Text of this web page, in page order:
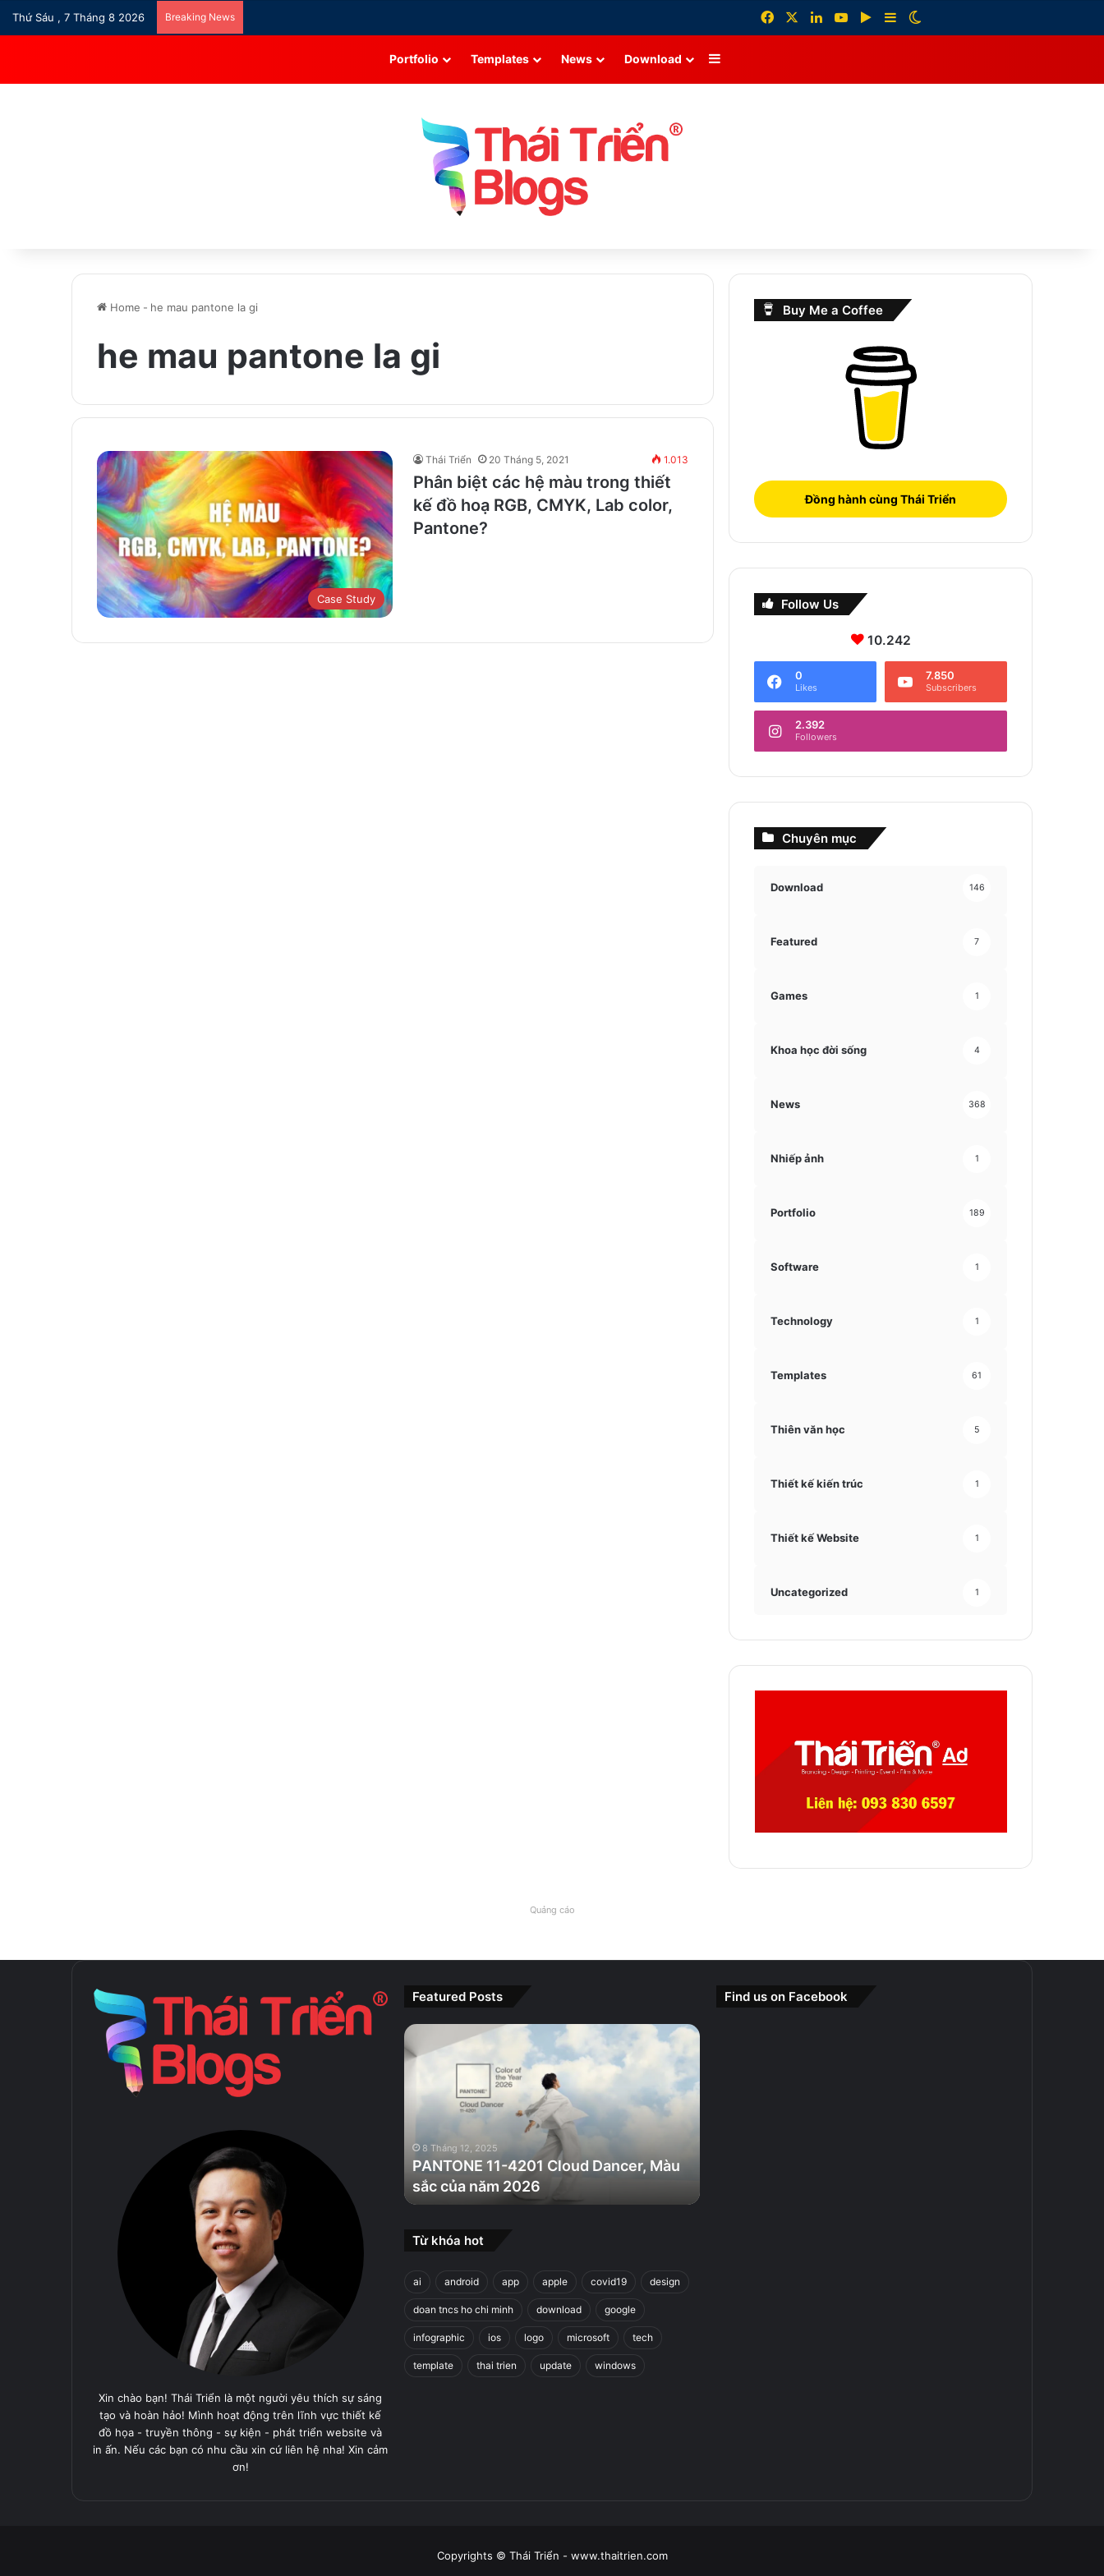
Thứ Sáu , 7 Tháng 8 2026 Breaking News FacebookLinkedInYouTubeGoogle Play
Sidebar
Portfolio Templates News Download Sidebar
Home - he mau pantone la gi
he mau pantone la gi
Case Study
Thái Triển 20 Tháng 5, 2021 1.013
Phân biệt các hệ màu trong thiết
kế đồ hoạ RGB, CMYK, Lab color,
Pantone?
Buy Me a Coffee
Đồng hành cùng Thái Triển
Follow Us
10.242
0
Likes
7.850
Subscribers
2.392
Followers
Chuyên mục
Download 146
Featured 7
Games 1
Khoa học đời sống 4
News 368
Nhiếp ảnh 1
Portfolio 189
Software 1
Technology 1
Templates 61
Thiên văn học 5
Thiết kế kiến trúc 1
Thiết kế Website 1
Uncategorized 1
Quảng cáo
Xin chào bạn! Thái Triển là một người yêu thích sự sáng
tạo và hoàn hảo! Mình hoạt động trên lĩnh vực thiết kế
đồ họa - truyền thông - sự kiện - phát triển website và
in ấn. Nếu các bạn có nhu cầu xin cứ liên hệ nha! Xin cảm
ơn!
Featured Posts
PANTONE
11-
Màu
của
năm
2026
8 Tháng 12, 2025
PANTONE 11-4201 Cloud Dancer, Màu
sắc của năm 2026
Từ khóa hot
ai android app apple covid19 design
doan tncs ho chi minh download google
infographic ios logo microsoft tech
template thai trien update windows
Find us on Facebook
Copyrights © Thái Triển - www.thaitrien.com